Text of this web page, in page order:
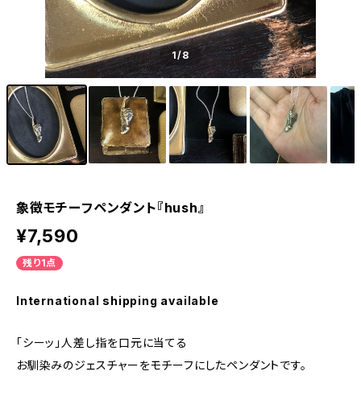
1/8
象徴モチーフペンダント『hush』
¥7,590
残り1点
International shipping available
「シーッ」人差し指を口元に当てる
お馴染みのジェスチャーをモチーフにしたペンダントです。